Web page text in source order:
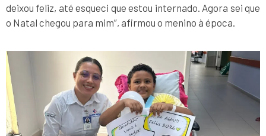
deixou feliz, até esqueci que estou internado. Agora sei que
o Natal chegou para mim”, afirmou o menino à época.